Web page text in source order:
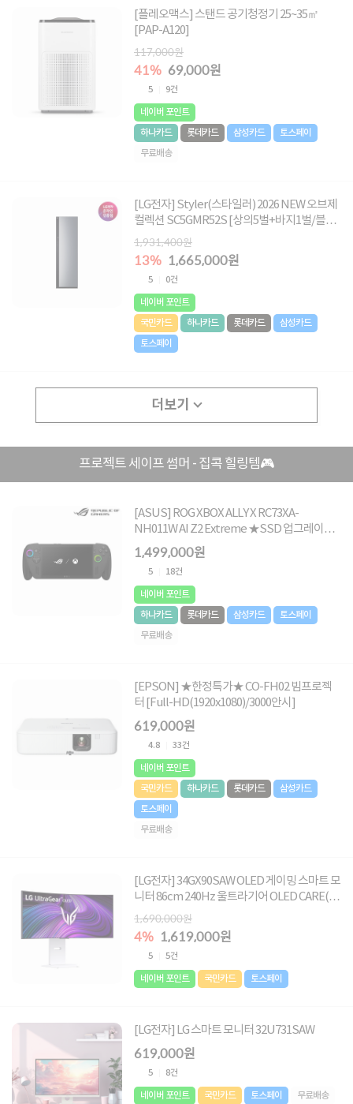
[플레오맥스] 스탠드 공기청정기 25~35㎡
[PAP-A120]
117,000원
41% 69,000원
5 9건
네이버 포인트
하나카드
롯데카드 삼성카드
토스페이
무료배송
[LG전자] Styler(스타일러) 2026 NEW 오브제
컬렉션 SC5GMR52S [상의5벌+바지1벌/블랙
틴트미러]
1,931,400원
13% 1,665,000원
5 0건
네이버 포인트
국민카드
하나카드 롯데카드
삼성카드
토스페이
더보기
프로젝트 세이프 썸머 - 집콕 힐링템🎮
[ASUS] ROG XBOX ALLY X RC73XA-
NH011W AI Z2 Extreme ★SSD 업그레이드
가능★|24GB/1TB/Win11 [기본제품]
1,499,000원
5 18건
네이버 포인트
하나카드
롯데카드 삼성카드
토스페이
무료배송
[EPSON] ★한정특가★ CO-FH02 빔프로젝
터 [Full-HD(1920x1080)/3000안시]
619,000원
4.8 33건
네이버 포인트
국민카드
하나카드 롯데카드
삼성카드
토스페이
무료배송
[LG전자] 34GX90SAW OLED 게이밍 스마트 모
니터 86cm 240Hz 울트라기어 OLED CARE(4
년보장)
1,690,000원
4% 1,619,000원
5 5건
네이버 포인트 국민카드 토스페이
[LG전자] LG 스마트 모니터 32U731SAW
619,000원
5 8건
네이버 포인트 국민카드 토스페이 무료배송